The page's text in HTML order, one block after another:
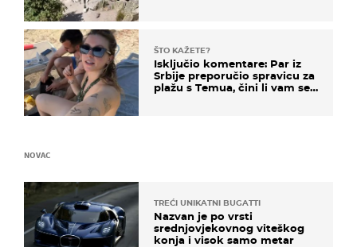
ŠTO KAŽETE?
Isključio komentare: Par iz
Srbije preporučio spravicu za
plažu s Temua, čini li vam se
NOVAC
TREĆI UNIKATNI BUGATTI
Nazvan je po vrsti
srednjovjekovnog viteškog
konja i visok samo metar